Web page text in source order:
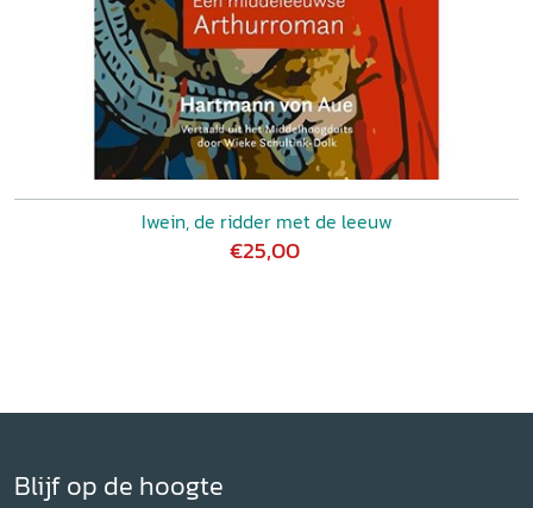
Iwein, de ridder met de leeuw
€25,00
Blijf op de hoogte